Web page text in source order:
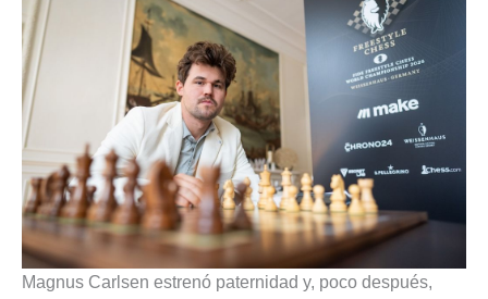
Magnus Carlsen estrenó paternidad y, poco después,